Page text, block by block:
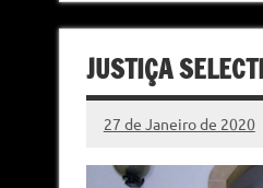
JUSTIÇA
27 de Janeiro de 2020